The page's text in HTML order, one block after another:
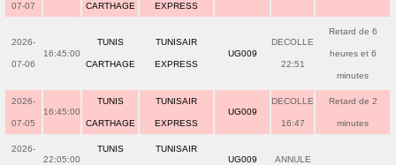
07-07 CARTHAGE EXPRESS
2026-
07-06
16:45:00
TUNIS
CARTHAGE
TUNISAIR
EXPRESS
UG009
DECOLLE
22:51
Retard de 6
heures et 6
minutes
2026-
07-05
16:45:00
TUNIS
CARTHAGE
TUNISAIR
EXPRESS
UG009
DECOLLE
16:47
Retard de 2
minutes
2026-
22:05:00
TUNIS TUNISAIR
UG009 ANNULE